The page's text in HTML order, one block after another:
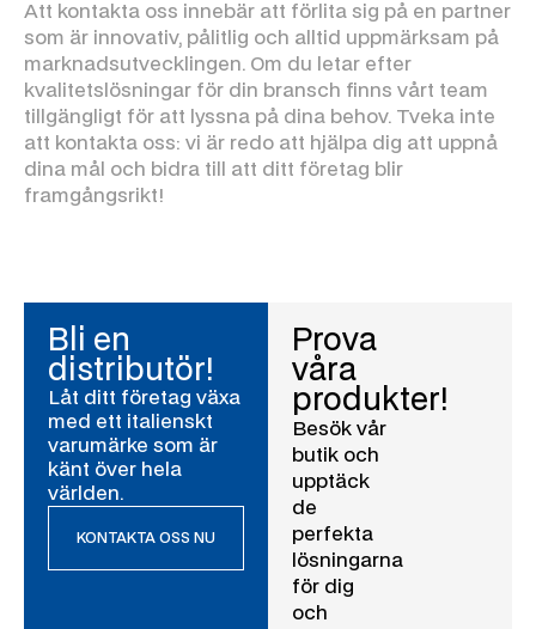
Att kontakta oss innebär att förlita sig på en partner
som är innovativ, pålitlig och alltid uppmärksam på
marknadsutvecklingen. Om du letar efter
kvalitetslösningar för din bransch finns vårt team
tillgängligt för att lyssna på dina behov. Tveka inte
att kontakta oss: vi är redo att hjälpa dig att uppnå
dina mål och bidra till att ditt företag blir
framgångsrikt!
Bli en
distributör!
Låt ditt företag växa
med ett italienskt
varumärke som är
känt över hela
världen.
KONTAKTA OSS NU
Prova
våra
produkter!
Besök vår
butik och
upptäck
de
perfekta
lösningarna
för dig
och